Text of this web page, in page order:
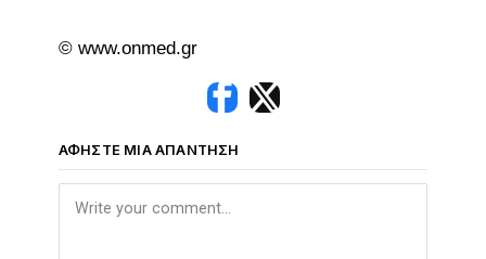
© www.onmed.gr
ΑΦΉΣΤΕ ΜΙΑ ΑΠΆΝΤΗΣΗ